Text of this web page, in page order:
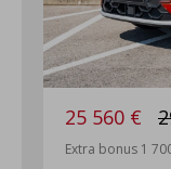
25 560 €
Extra bonus 1